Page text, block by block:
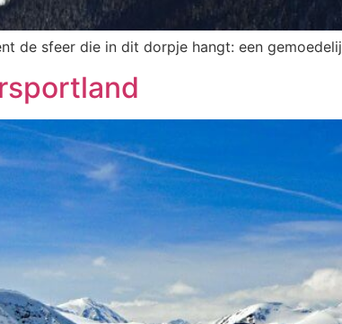
de sfeer die in dit dorpje hangt: een